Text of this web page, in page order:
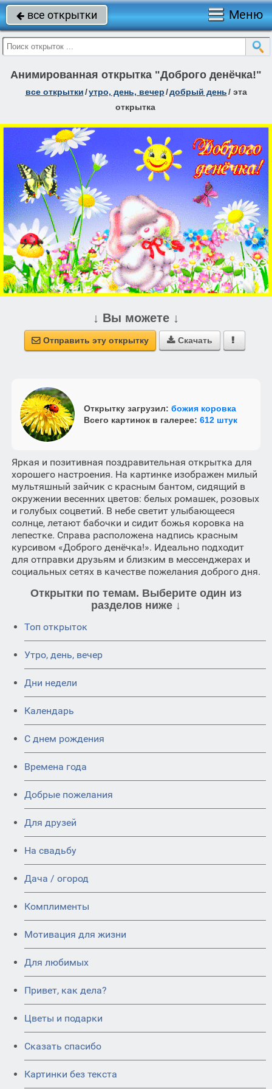
 все открытки Меню
Анимированная открытка "Доброго денёчка!"
все открытки/утро, день, вечер/добрый день/ эта
открытка
↓ Вы можете ↓
 Отправить эту открытку  Скачать 
Открытку загрузил: божия коровка
Всего картинок в галерее: 612 штук
Яркая и позитивная поздравительная открытка для
хорошего настроения. На картинке изображен милый
мультяшный зайчик с красным бантом, сидящий в
окружении весенних цветов: белых ромашек, розовых
и голубых соцветий. В небе светит улыбающееся
солнце, летают бабочки и сидит божья коровка на
лепестке. Справа расположена надпись красным
курсивом «Доброго денёчка!». Идеально подходит
для отправки друзьям и близким в мессенджерах и
социальных сетях в качестве пожелания доброго дня.
Открытки по темам. Выберите один из
разделов ниже ↓
Топ открыток
Утро, день, вечер
Дни недели
Календарь
C днем рождения
Времена года
Добрые пожелания
Для друзей
На свадьбу
Дача / огород
Комплименты
Мотивация для жизни
Для любимых
Привет, как дела?
Цветы и подарки
Сказать спасибо
Картинки без текста